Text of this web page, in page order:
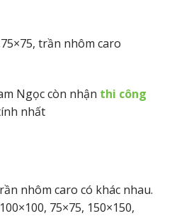
trần nhôm caro
Ngọc còn nhận thi công
nhất
nhôm caro có khác nhau.
75×75, 150×150,